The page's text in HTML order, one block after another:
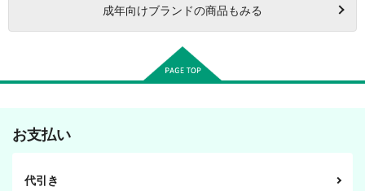
成年向けブランドの商品もみる
お支払い
代引き